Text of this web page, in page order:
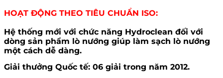
HOẠT ĐỘNG THEO TIÊU CHUẨN ISO:
Hệ thống mới với chức năng Hydroclean đối với
dòng sản phẩm lò nướng giúp làm sạch lò nướng
một cách dễ dàng.
Giải thưởng Quốc tế: 06 giải trong năm 2012.